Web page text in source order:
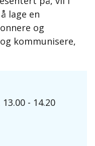
lage en
og
kommunisere,
- 14.20